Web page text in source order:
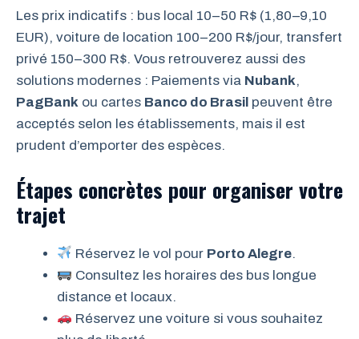
Les prix indicatifs : bus local 10–50 R$ (1,80–9,10
EUR), voiture de location 100–200 R$/jour, transfert
privé 150–300 R$. Vous retrouverez aussi des
solutions modernes : Paiements via Nubank,
PagBank ou cartes Banco do Brasil peuvent être
acceptés selon les établissements, mais il est
prudent d’emporter des espèces.
Étapes concrètes pour organiser votre
trajet
Réservez le vol pour Porto Alegre.
Consultez les horaires des bus longue
distance et locaux.
Réservez une voiture si vous souhaitez